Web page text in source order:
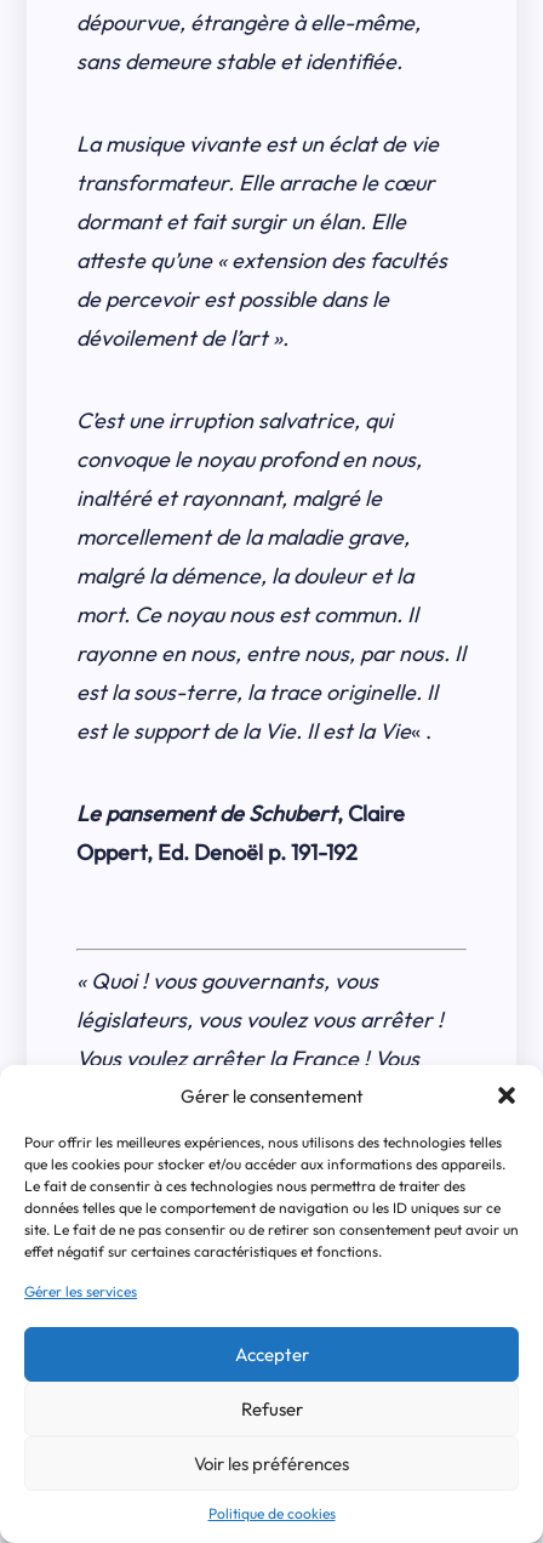
Gérer le consentement
Pour offrir les meilleures expériences, nous utilisons des technologies telles
que les cookies pour stocker et/ou accéder aux informations des appareils.
Le fait de consentir à ces technologies nous permettra de traiter des
données telles que le comportement de navigation ou les ID uniques sur ce
site. Le fait de ne pas consentir ou de retirer son consentement peut avoir un
effet négatif sur certaines caractéristiques et fonctions.
Gérer les services
Accepter
Refuser
Voir les préférences
Politique de cookies
dépourvue, étrangère à elle-même,
sans demeure stable et identifiée.
La musique vivante est un éclat de vie
transformateur. Elle arrache le cœur
dormant et fait surgir un élan. Elle
atteste qu’une « extension des facultés
de percevoir est possible dans le
dévoilement de l’art ».
C’est une irruption salvatrice, qui
convoque le noyau profond en nous,
inaltéré et rayonnant, malgré le
morcellement de la maladie grave,
malgré la démence, la douleur et la
mort. Ce noyau nous est commun. Il
rayonne en nous, entre nous, par nous. Il
est la sous-terre, la trace originelle. Il
est le support de la Vie. Il est la Vie« .
Le pansement de Schubert, Claire
Oppert, Ed. Denoël p. 191-192
« Quoi ! vous gouvernants, vous
législateurs, vous voulez vous arrêter !
Vous voulez arrêter la France ! Vous
voulez pétrifier la pensée humaine,
étouffer le flambeau divin, matérialiser
l’esprit ! Mais vous ne voyez donc pas les
éléments mêmes du temps où vous
êtes ! Mais vous êtes donc dans votre
siècle comme des étrangers. Quoi ! C’est
dans ce siècle, dans ce grand siècle des
nouveautés, des avènements, des
découvertes, des conquêtes, que vous
désespoir ! Quoi ! Vous jetez à terre,